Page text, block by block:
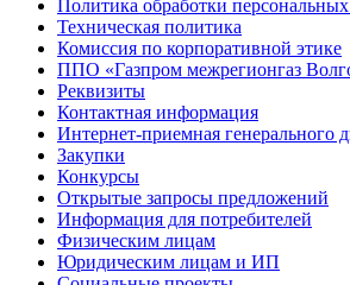
Политика обработки
Техническая политика
Комиссия по корпоративной этике
ППО «Газпром межрегионгаз
Реквизиты
Контактная информация
Интернет-приемная генерального
Закупки
Конкурсы
Открытые запросы предложений
Информация для потребителей
Физическим лицам
Юридическим лицам и ИП